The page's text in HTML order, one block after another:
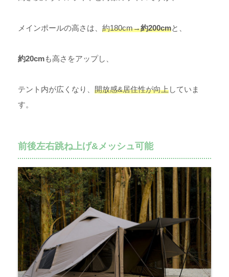
メインポールの高さは、 約180cm→約200cmと、
約20cmも高さをアップし、
テント内が広くなり、 開放感&居住性が向上していま
す。
前後左右跳ね上げ&メッシュ可能